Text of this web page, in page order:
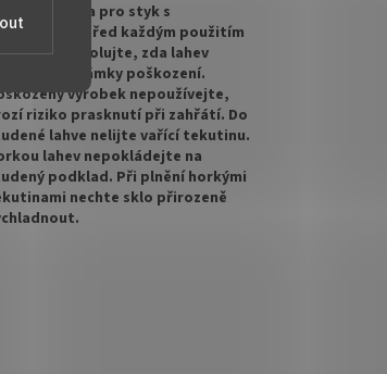
je určena pro styk s
Před každým použitím
zkontrolujte, zda lahev
známky poškození.
výrobek nepoužívejte,
riziko prasknutí při zahřátí. Do
lahve nelijte vařící tekutinu.
lahev nepokládejte na
podklad. Při plnění horkými
nechte sklo přirozeně